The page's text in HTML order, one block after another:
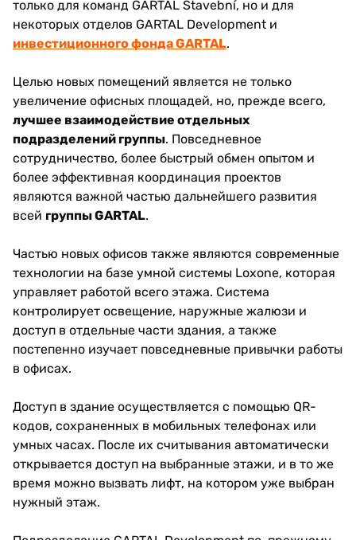
только для команд GARTAL Stavební, но и для
некоторых отделов GARTAL Development и
инвестиционного фонда GARTAL.
Целью новых помещений является не только
увеличение офисных площадей, но, прежде всего,
лучшее взаимодействие отдельных
подразделений группы. Повседневное
сотрудничество, более быстрый обмен опытом и
более эффективная координация проектов
являются важной частью дальнейшего развития
всей группы GARTAL.
Частью новых офисов также являются современные
технологии на базе умной системы Loxone, которая
управляет работой всего этажа. Система
контролирует освещение, наружные жалюзи и
доступ в отдельные части здания, а также
постепенно изучает повседневные привычки работы
в офисах.
Доступ в здание осуществляется с помощью QR-
кодов, сохраненных в мобильных телефонах или
умных часах. После их считывания автоматически
открывается доступ на выбранные этажи, и в то же
время можно вызвать лифт, на котором уже выбран
нужный этаж.